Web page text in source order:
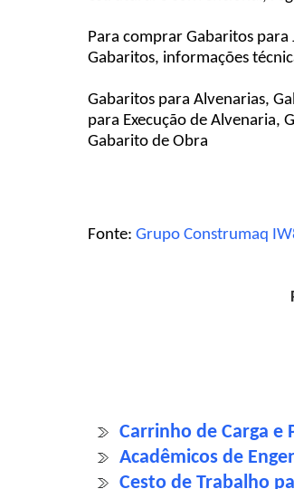
Para comprar Gabaritos
Gabaritos, informações
Gabaritos para Alvenarias,
para Execução de Alvenaria,
Gabarito de Obra
Fonte:Grupo Construmaq
Carrinho de Carga
Acadêmicos de
Cesto de Trabalho